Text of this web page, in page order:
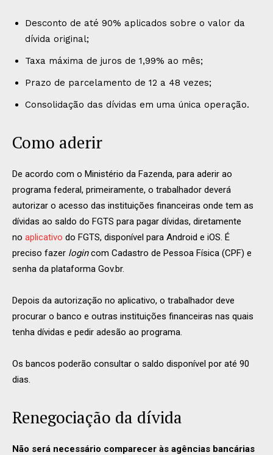
Desconto de até 90% aplicados sobre o valor da
dívida original;
Taxa máxima de juros de 1,99% ao mês;
Prazo de parcelamento de 12 a 48 vezes;
Consolidação das dívidas em uma única operação.
Como aderir
De acordo com o Ministério da Fazenda, para aderir ao
programa federal, primeiramente, o trabalhador deverá
autorizar o acesso das instituições financeiras onde tem as
dívidas ao saldo do FGTS para pagar dívidas, diretamente
no aplicativo do FGTS, disponível para Android e iOS. É
preciso fazer logincom Cadastro de Pessoa Física (CPF) e
senha da plataforma Gov.br.
Depois da autorização no aplicativo, o trabalhador deve
procurar o banco e outras instituições financeiras nas quais
tenha dívidas e pedir adesão ao programa.
Os bancos poderão consultar o saldo disponível por até 90
dias.
Renegociação da dívida
Não será necessário comparecer às agências bancárias